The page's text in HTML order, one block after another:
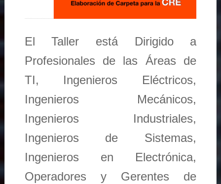
El Taller está Dirigido a
Profesionales de las Áreas de
TI, Ingenieros Eléctricos,
Ingenieros Mecánicos,
Ingenieros Industriales,
Ingenieros de Sistemas,
Ingenieros en Electrónica,
Operadores y Gerentes de